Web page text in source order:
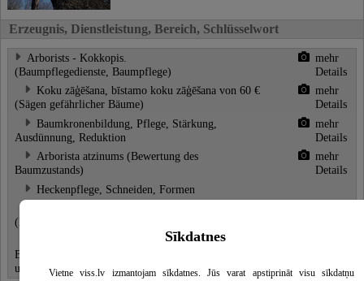
Erzeugnis, Dienstleistung, Bereich, Schlüsselwort
Arborists - Kokkopis.
(Baumpflegedienste, Baumpflege)
mehr
Details
Koku zāģēšana, bīstamo koku zāģēšana
(Sägen gefährlicher Bäume)
von 60 €
mehr
Details
Baumkronenbildung, Pflege, Stärkung,
Ausdünnung, Reduktion
mehr
Details
Arborista atzinums (Bewertung des
Baumzustands)
mehr
Details
Heckenpflege, Schneiden, Formen
(Baumgefahrenerhebung)
Baumsicherungssystemen für beschädigte,
unsichere Bäume
Sīkdatnes
Vietne viss.lv izmantojam sīkdatnes. Jūs varat apstiprināt visu sīkdatņu